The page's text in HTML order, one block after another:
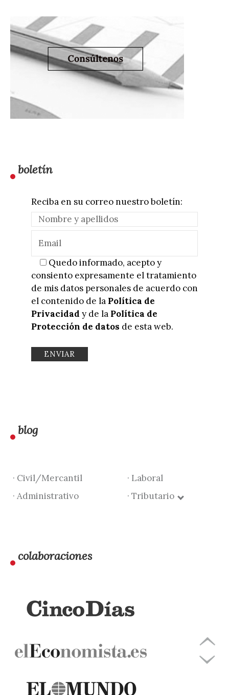
boletín
Reciba en su correo nuestro boletín:
Quedo informado, acepto y
consiento expresamente el tratamiento
de mis datos personales de acuerdo con
el contenido de la Política de
Privacidad y de la Política de
Protección de datos de esta web.
blog
· Civil/Mercantil
· Laboral
· Administrativo
· Tributario
colaboraciones